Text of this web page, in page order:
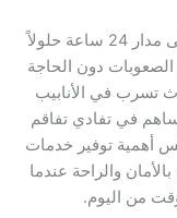
تقدم الشركات التي توفر خدمات السباكة على مدار 24 ساعة حلولاً
الصعوبات دون الحاجة
تسرب في الأنابيب
في تفادي تفاقم
أهمية توفير خدمات
والراحة عندما
من اليوم.